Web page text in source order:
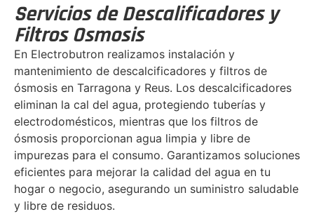
Servicios de Descalificadores y
Filtros Osmosis
En Electrobutron realizamos instalación y
mantenimiento de descalcificadores y filtros de
ósmosis en Tarragona y Reus. Los descalcificadores
eliminan la cal del agua, protegiendo tuberías y
electrodomésticos, mientras que los filtros de
ósmosis proporcionan agua limpia y libre de
impurezas para el consumo. Garantizamos soluciones
eficientes para mejorar la calidad del agua en tu
hogar o negocio, asegurando un suministro saludable
y libre de residuos.